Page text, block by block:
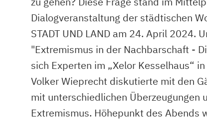
Dialogveranstaltung der städtischen
STADT UND LAND am 24. April 2024.
"Extremismus in der Nachbarschaft -
sich Experten im „Xelor Kesselhaus“
Volker Wieprecht diskutierte mit den
mit unterschiedlichen Überzeugungen
Extremismus. Höhepunkt des Abends